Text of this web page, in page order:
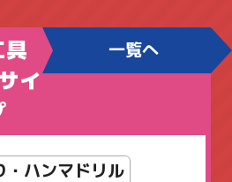
カリモク
スツール
イ
一覧へ
・ハンマドリル